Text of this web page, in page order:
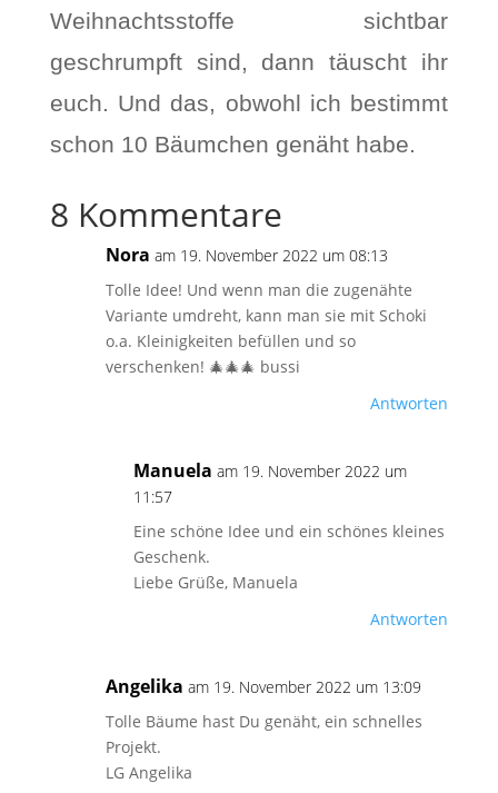
Weihnachtsstoffe sichtbar
geschrumpft sind, dann täuscht ihr
euch. Und das, obwohl ich bestimmt
schon 10 Bäumchen genäht habe.
8 Kommentare
Nora am 19. November 2022 um 08:13
Tolle Idee! Und wenn man die zugenähte
Variante umdreht, kann man sie mit Schoki
o.a. Kleinigkeiten befüllen und so
verschenken! 🎄🎄🎄 bussi
Antworten
Manuela am 19. November 2022 um
11:57
Eine schöne Idee und ein schönes kleines
Geschenk.
Liebe Grüße, Manuela
Antworten
Angelika am 19. November 2022 um 13:09
Tolle Bäume hast Du genäht, ein schnelles
Projekt.
LG Angelika